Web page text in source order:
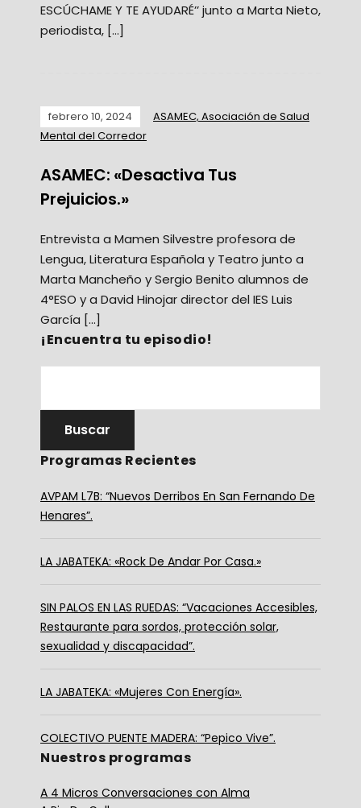
ESCÚCHAME Y TE AYUDARÉ’’ junto a Marta Nieto,
periodista, […]
febrero 10, 2024
ASAMEC, Asociación de Salud
Mental del Corredor
ASAMEC: «Desactiva Tus
Prejuicios.»
Entrevista a Mamen Silvestre profesora de
Lengua, Literatura Española y Teatro junto a
Marta Mancheño y Sergio Benito alumnos de
4°ESO y a David Hinojar director del IES Luis
García […]
¡Encuentra tu episodio!
Programas Recientes
AVPAM L7B: “Nuevos Derribos En San Fernando De
Henares”.
LA JABATEKA: «Rock De Andar Por Casa.»
SIN PALOS EN LAS RUEDAS: “Vacaciones Accesibles,
Restaurante para sordos, protección solar,
sexualidad y discapacidad”.
LA JABATEKA: «Mujeres Con Energía».
COLECTIVO PUENTE MADERA: “Pepico Vive”.
Nuestros programas
A 4 Micros Conversaciones con Alma